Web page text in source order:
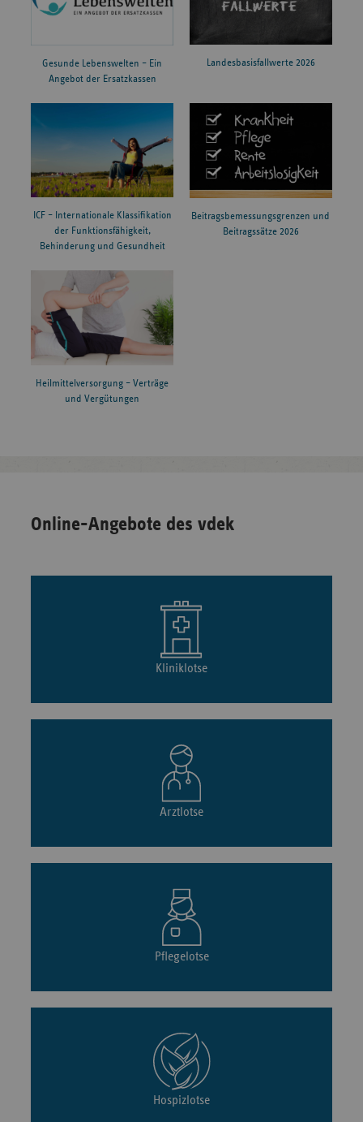
Gesunde Lebenswelten – Ein
Angebot der Ersatzkassen
Landesbasisfallwerte 2026
ICF – Internationale Klassifikation
der Funktionsfähigkeit,
Behinderung und Gesundheit
Beitragsbemessungsgrenzen und
Beitragssätze 2026
Heilmittelversorgung – Verträge
und Vergütungen
Online-Angebote des vdek
Kliniklotse
Arztlotse
Pflegelotse
Hospizlotse